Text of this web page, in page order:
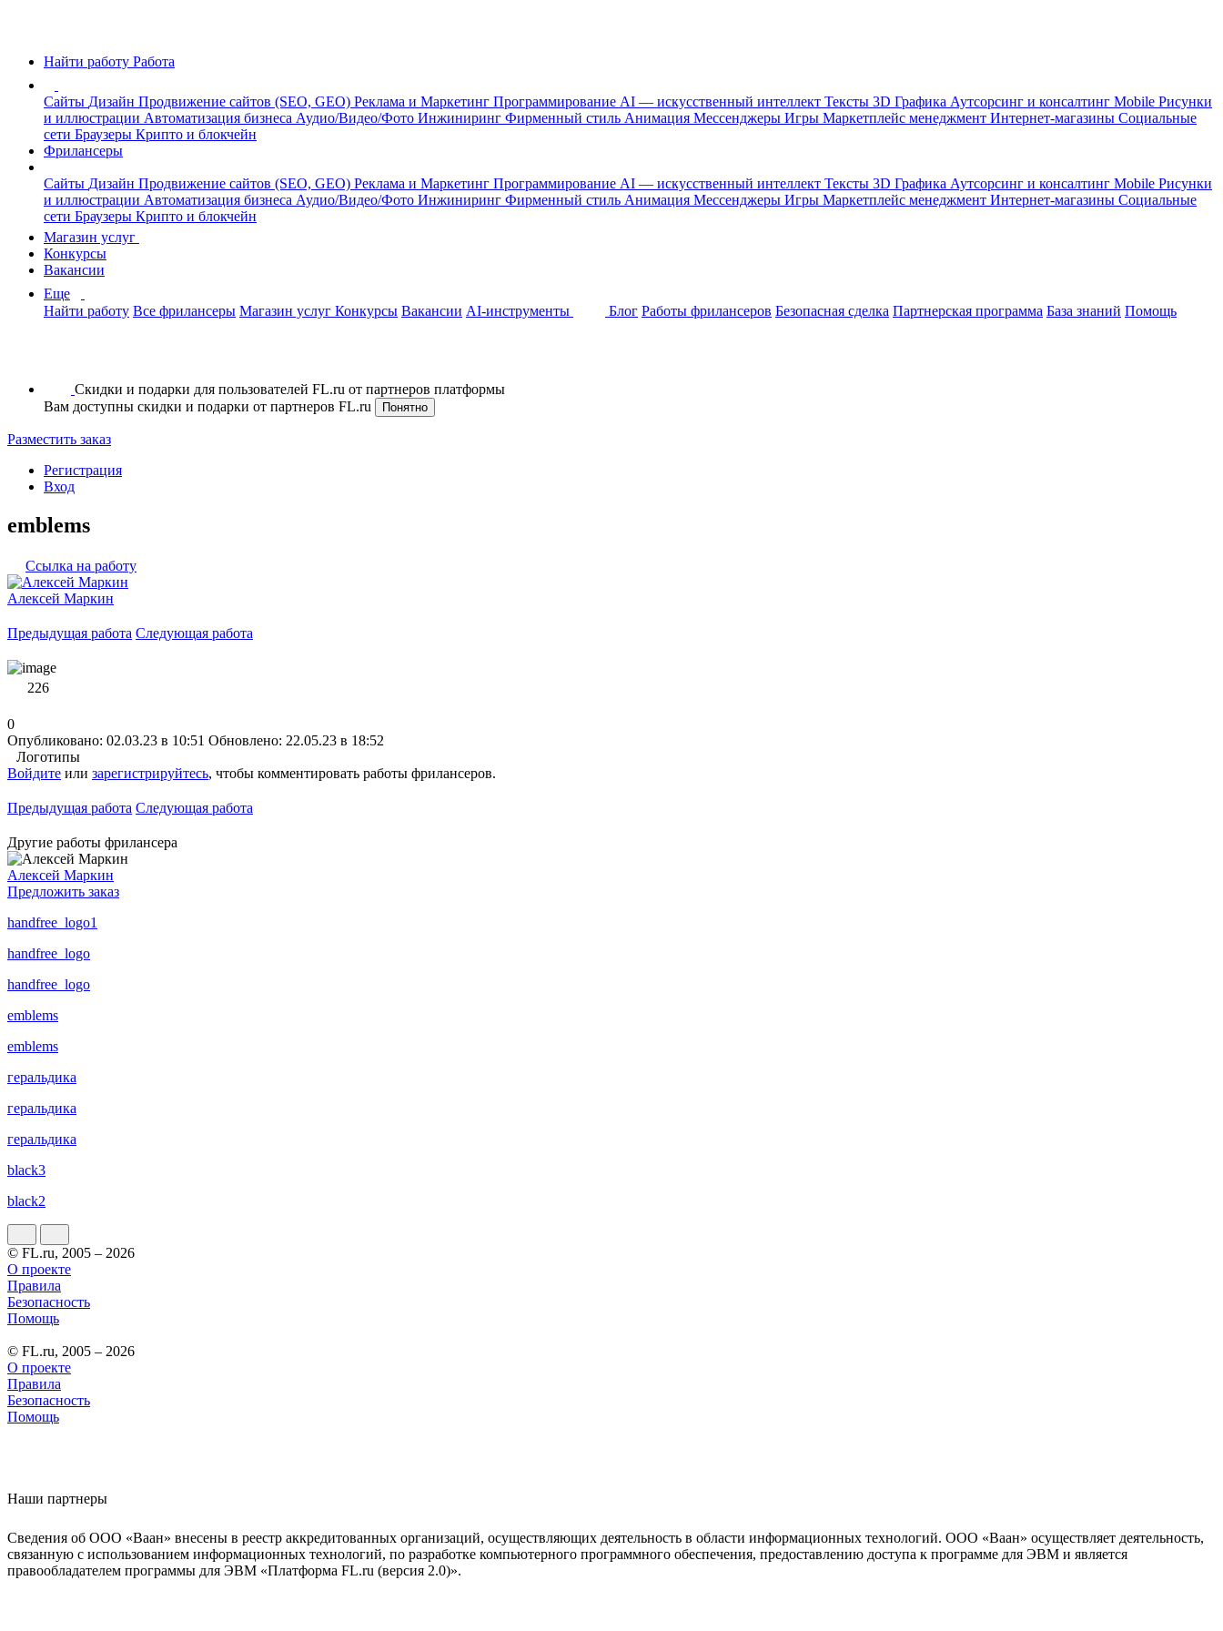
Найти работу Работа
Сайты Дизайн Продвижение сайтов (SEO, GEO) Реклама и Маркетинг Программирование AI — искусственный интеллект Тексты 3D Графика Аутсорсинг и консалтинг Mobile Рисунки
и иллюстрации Автоматизация бизнеса Аудио/Видео/Фото Инжиниринг Фирменный стиль Анимация Мессенджеры Игры Маркетплейс менеджмент Интернет-магазины Социальные
сети Браузеры Крипто и блокчейн
Фрилансеры
Сайты Дизайн Продвижение сайтов (SEO, GEO) Реклама и Маркетинг Программирование AI — искусственный интеллект Тексты 3D Графика Аутсорсинг и консалтинг Mobile Рисунки
и иллюстрации Автоматизация бизнеса Аудио/Видео/Фото Инжиниринг Фирменный стиль Анимация Мессенджеры Игры Маркетплейс менеджмент Интернет-магазины Социальные
сети Браузеры Крипто и блокчейн
Магазин услуг
Конкурсы
Вакансии
Еще
Найти работу Все фрилансеры Магазин услуг Конкурсы Вакансии AI-инструменты Блог Работы фрилансеров Безопасная сделка Партнерская программа База знаний Помощь
Скидки и подарки для пользователей FL.ru от партнеров платформы
Вам доступны скидки и подарки от партнеров FL.ru
Понятно
Разместить заказ
Регистрация
Вход
emblems
Ссылка на работу
Алексей Маркин
Предыдущая работа Следующая работа
226
0
Опубликовано: 02.03.23 в 10:51 Обновлено: 22.05.23 в 18:52
Логотипы
Войдите или зарегистрируйтесь, чтобы комментировать работы фрилансеров.
Предыдущая работа Следующая работа
Другие работы фрилансера
Алексей Маркин
Предложить заказ
handfree_logo1
handfree_logo
handfree_logo
emblems
emblems
геральдика
геральдика
геральдика
black3
black2
© FL.ru, 2005 – 2026
О проекте
Правила
Безопасность
Помощь
© FL.ru, 2005 – 2026
О проекте
Правила
Безопасность
Помощь
Наши партнеры
Сведения об ООО «Ваан» внесены в реестр аккредитованных организаций, осуществляющих деятельность в области информационных технологий. ООО «Ваан» осуществляет деятельность,
связанную с использованием информационных технологий, по разработке компьютерного программного обеспечения, предоставлению доступа к программе для ЭВМ и является
правообладателем программы для ЭВМ «Платформа FL.ru (версия 2.0)».